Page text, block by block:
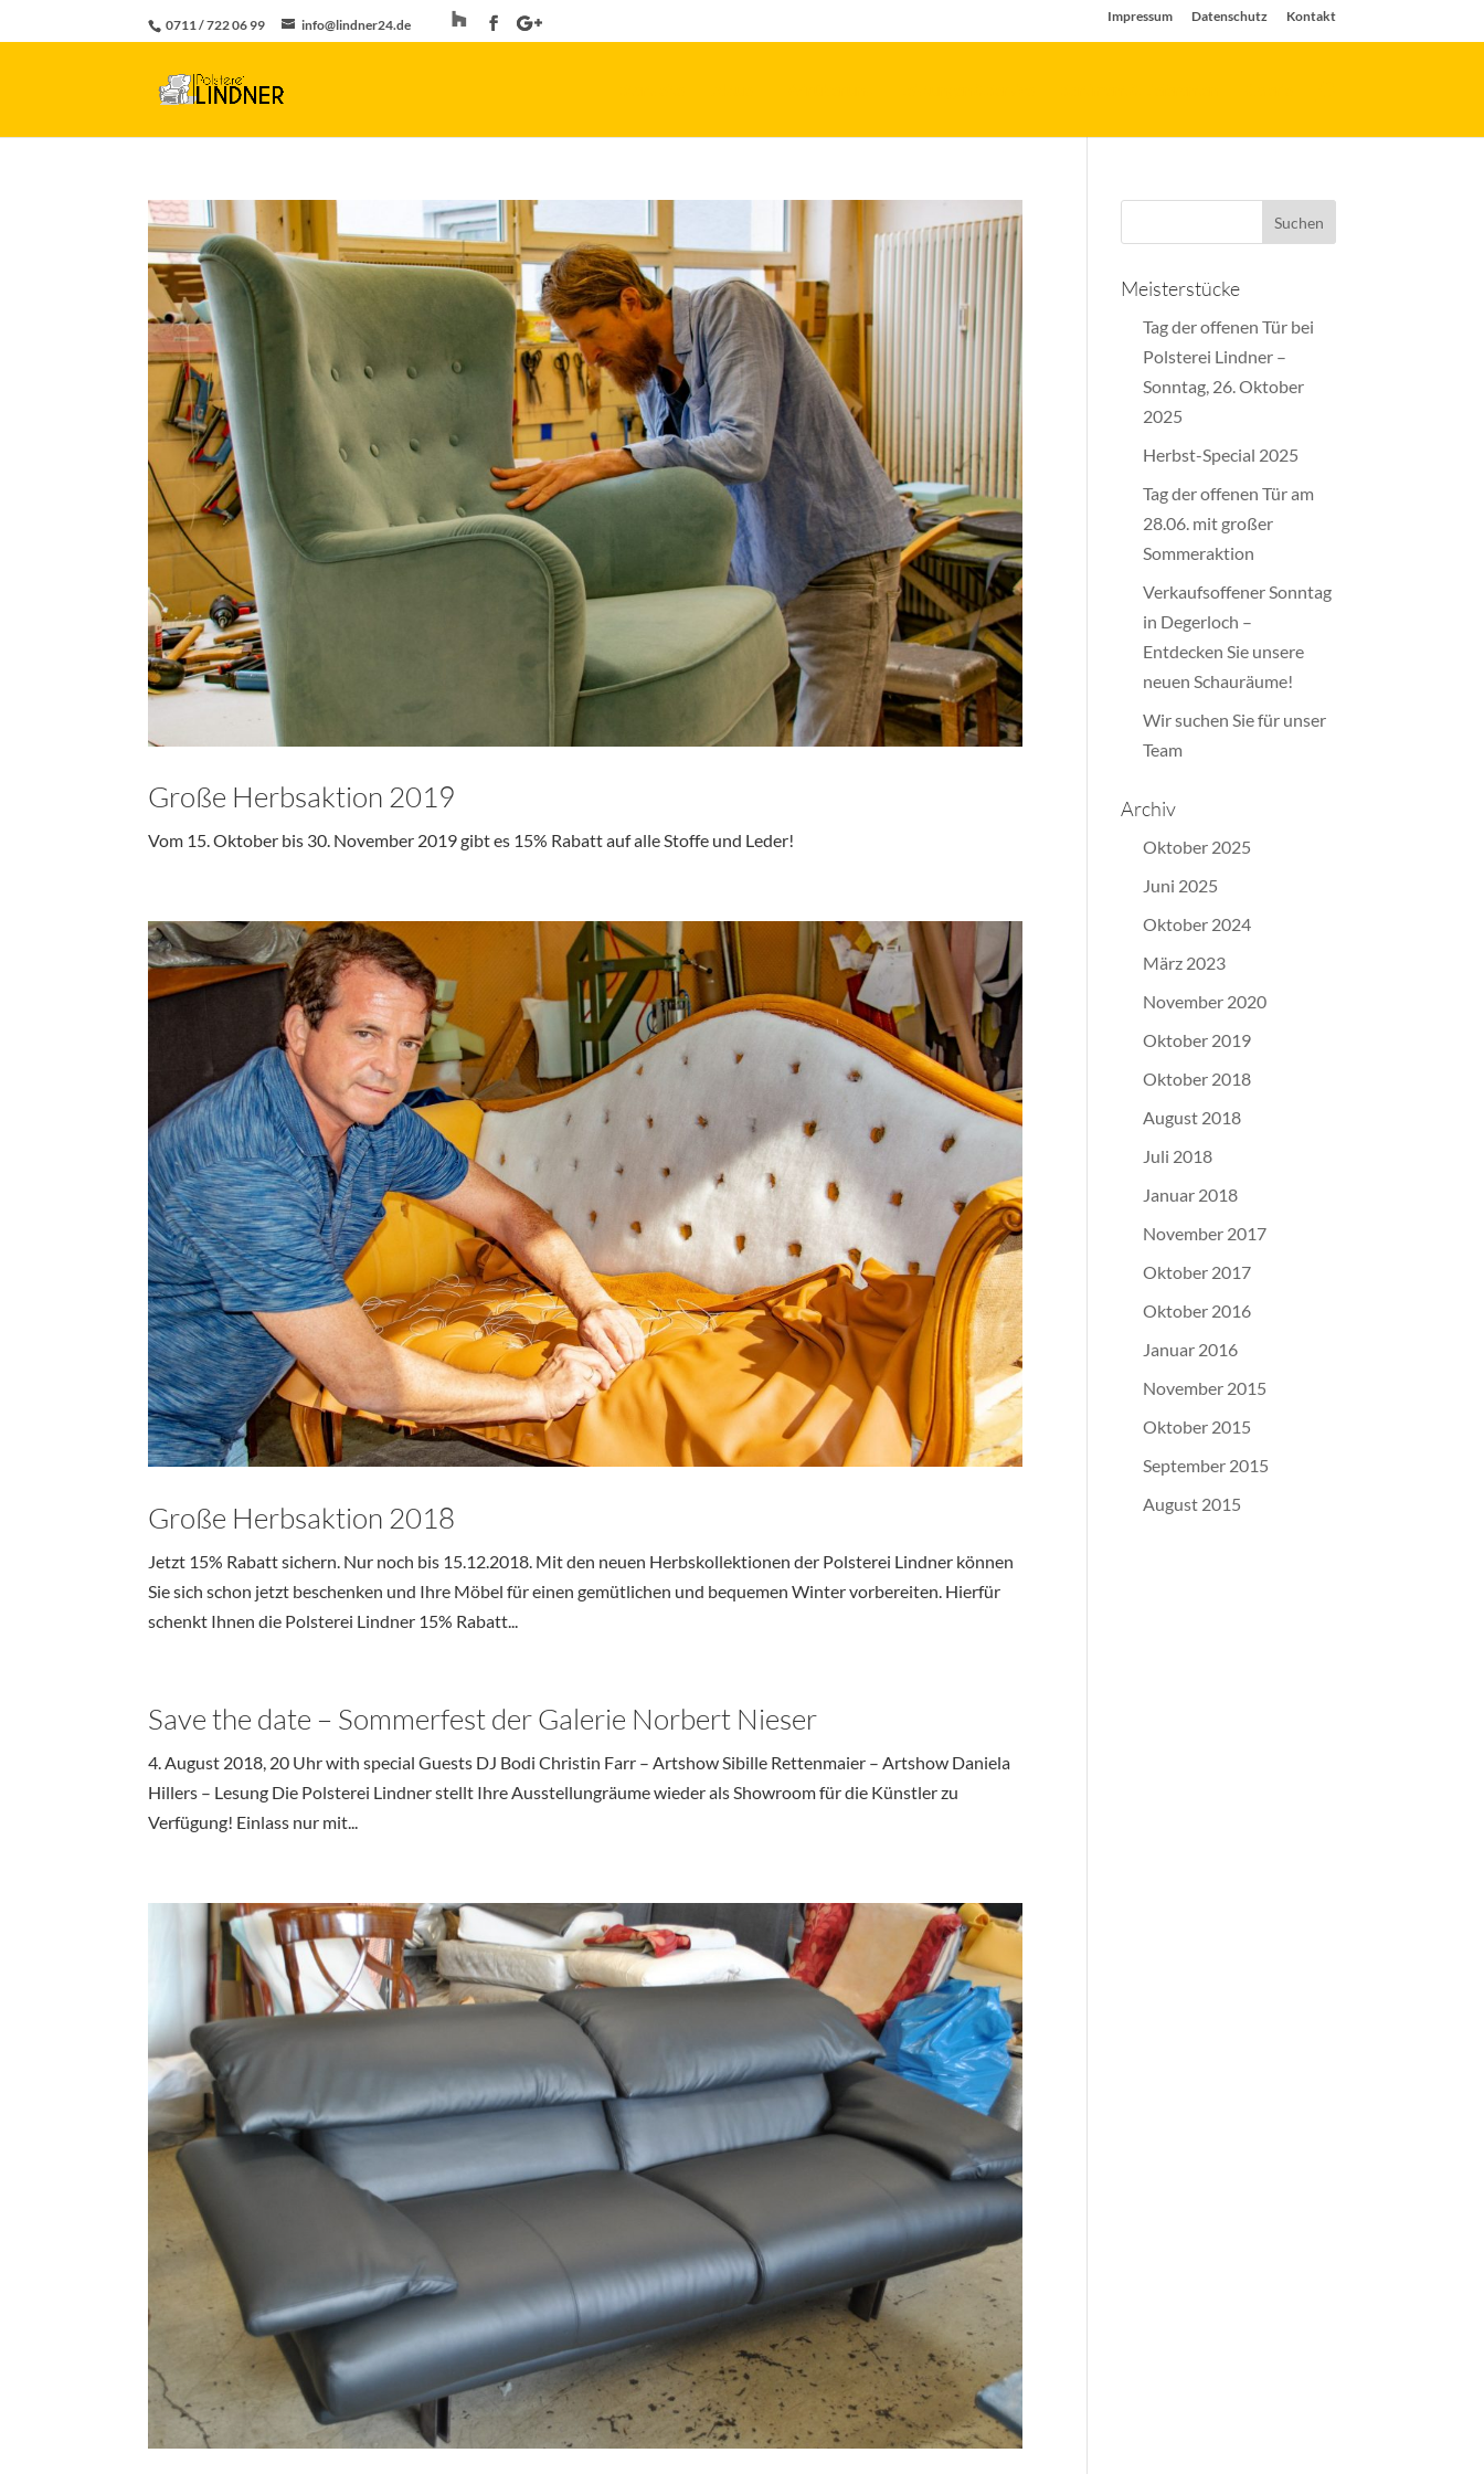
0711 / 722 06 99 info@lindner24.de
Impressum Datenschutz Kontakt
Große Herbsaktion 2019
Vom 15. Oktober bis 30. November 2019 gibt es 15% Rabatt auf alle Stoffe und Leder!
Große Herbsaktion 2018
Jetzt 15% Rabatt sichern. Nur noch bis 15.12.2018. Mit den neuen Herbskollektionen der Polsterei Lindner können
Sie sich schon jetzt beschenken und Ihre Möbel für einen gemütlichen und bequemen Winter vorbereiten. Hierfür
schenkt Ihnen die Polsterei Lindner 15% Rabatt...
Save the date – Sommerfest der Galerie Norbert Nieser
4. August 2018, 20 Uhr with special Guests DJ Bodi Christin Farr – Artshow Sibille Rettenmaier – Artshow Daniela
Hillers – Lesung Die Polsterei Lindner stellt Ihre Ausstellungräume wieder als Showroom für die Künstler zu
Verfügung! Einlass nur mit...
Meisterstücke
Tag der offenen Tür bei
Polsterei Lindner –
Sonntag, 26. Oktober
2025
Herbst-Special 2025
Tag der offenen Tür am
28.06. mit großer
Sommeraktion
Verkaufsoffener Sonntag
in Degerloch –
Entdecken Sie unsere
neuen Schauräume!
Wir suchen Sie für unser
Team
Archiv
Oktober 2025
Juni 2025
Oktober 2024
März 2023
November 2020
Oktober 2019
Oktober 2018
August 2018
Juli 2018
Januar 2018
November 2017
Oktober 2017
Oktober 2016
Januar 2016
November 2015
Oktober 2015
September 2015
August 2015